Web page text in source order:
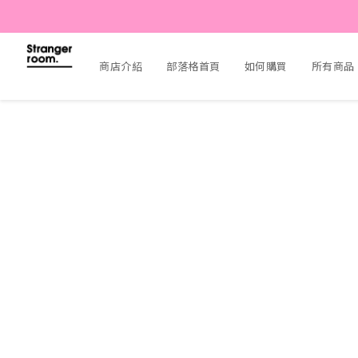
商店介紹 部落格首頁 如何購買 所有商品